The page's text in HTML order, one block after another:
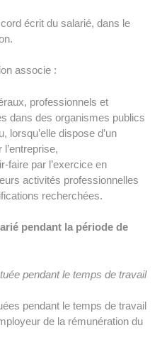
écrit du salarié, dans le
associe :
professionnels et
dans des organismes publics
lorsqu’elle dispose d’un
faire par l’exercice en
activités professionnelles
recherchées.
pendant la période de
pendant le temps de travail
pendant le temps de travail
de la rémunération du